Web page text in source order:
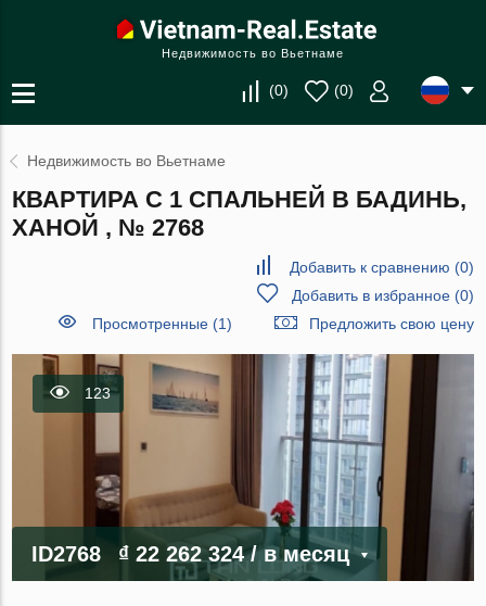
Недвижимость во Вьетнаме
(0) (0)
Недвижимость во Вьетнаме
КВАРТИРА С 1 СПАЛЬНЕЙ В БАДИНЬ,
ХАНОЙ , № 2768
Добавить к сравнению (0)
Добавить в избранное(0)
Просмотренные (1)
Предложить свою цену
123
ID2768 ₫ 22 262 324/ в месяц